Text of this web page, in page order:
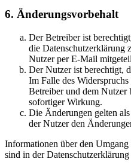
6. Änderungsvorbehalt
Der Betreiber ist
die Datenschutzerklärung
Nutzer per E-Mail
Der Nutzer ist berechtigt,
Im Falle des
Betreiber und dem Nutzer
sofortiger Wirkung.
Die Änderungen gelten
der Nutzer den
Informationen über den
sind in der Datenschutzerklärung